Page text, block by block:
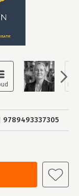
9789493337305